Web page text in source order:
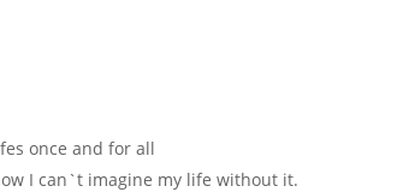
onсe and for all
I can`t imagine my life without it.